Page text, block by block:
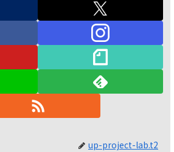
up-project-lab.t2